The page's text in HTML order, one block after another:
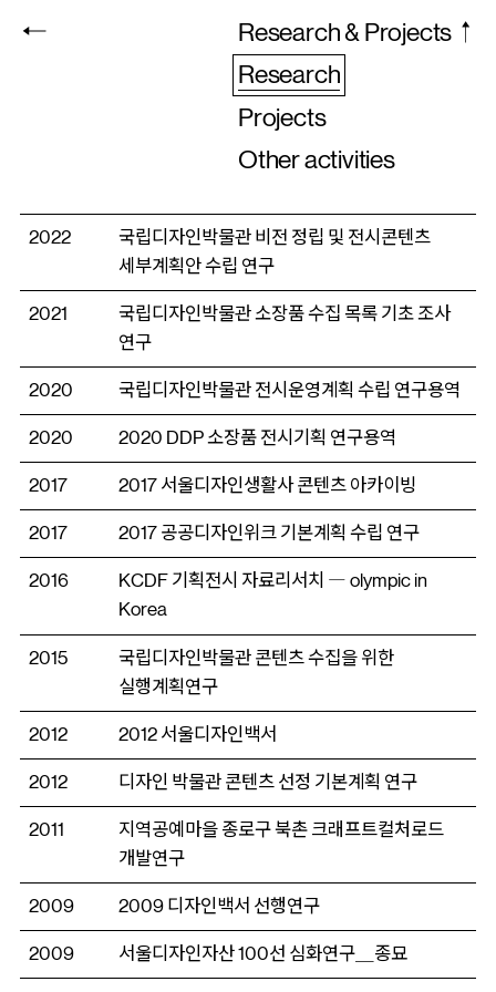
Research & Projects
Research
Projects
Other activities
2022
국립디자인박물관 비전 정립 및 전시콘텐츠
세부계획안 수립 연구
2021
국립디자인박물관 소장품 수집 목록 기초 조사
연구
2020 국립디자인박물관 전시운영계획 수립 연구용역
2020 2020 DDP 소장품 전시기획 연구용역
2017 2017 서울디자인생활사 콘텐츠 아카이빙
2017 2017 공공디자인위크 기본계획 수립 연구
2016
KCDF 기획전시 자료리서치 ― olympic in
Korea
2015
국립디자인박물관 콘텐츠 수집을 위한
실행계획연구
2012 2012 서울디자인백서
2012 디자인 박물관 콘텐츠 선정 기본계획 연구
2011
지역공예마을 종로구 북촌 크래프트컬처로드
개발연구
2009 2009 디자인백서 선행연구
2009 서울디자인자산 100선 심화연구＿종묘